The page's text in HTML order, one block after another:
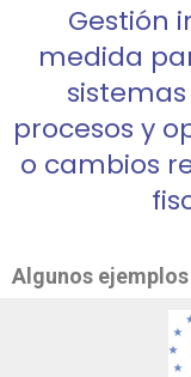
Gestión
medida
procesos y
o cambios
Algunos